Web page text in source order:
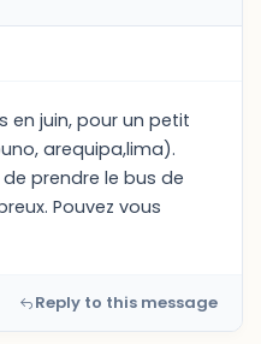
en juin, pour un petit
arequipa,lima).
prendre le bus de
Pouvez vous
Reply to this message